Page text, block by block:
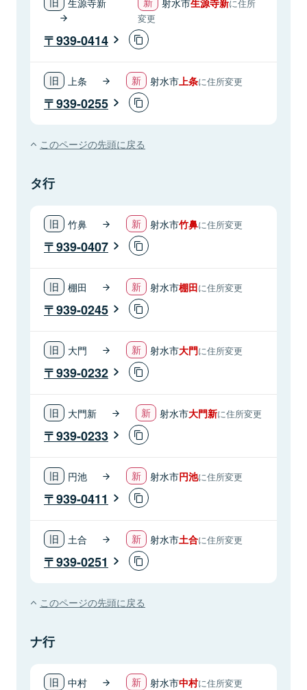
に住所
変更
939-0414
上条 射水市上条に住所変更
939-0255
このページの先頭に戻る
タ行
竹鼻 射水市竹鼻に住所変更
939-0407
棚田 射水市棚田に住所変更
939-0245
大門 射水市大門に住所変更
939-0232
大門新 射水市大門新に住所変更
939-0233
円池 射水市円池に住所変更
939-0411
土合 射水市土合に住所変更
939-0251
このページの先頭に戻る
ナ行
中村 射水市中村に住所変更